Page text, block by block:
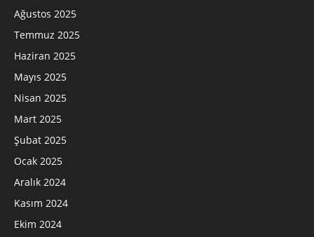
Ağustos 2025
Temmuz 2025
Haziran 2025
Mayıs 2025
Nisan 2025
Mart 2025
Şubat 2025
Ocak 2025
Aralık 2024
Kasım 2024
Ekim 2024